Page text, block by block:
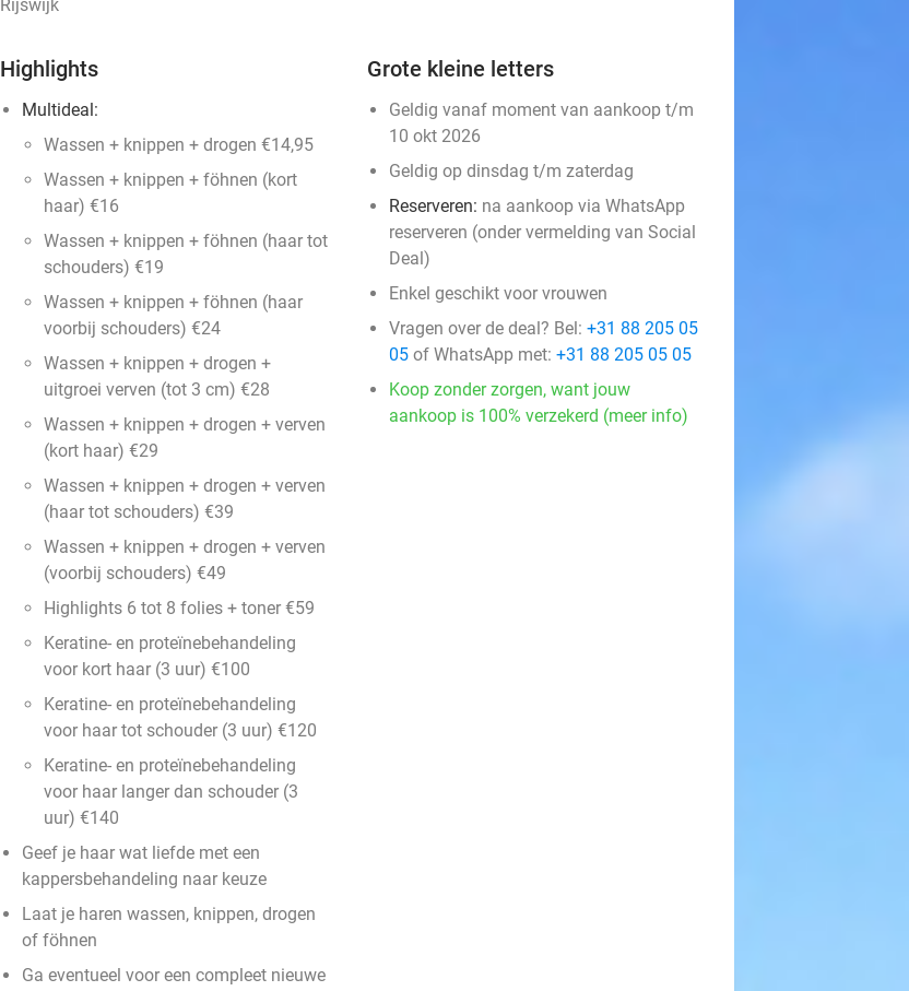
Rijswijk
Highlights
Multideal:
Wassen + knippen + drogen €14,95
Wassen + knippen + föhnen (kort
haar) €16
Wassen + knippen + föhnen (haar tot
schouders) €19
Wassen + knippen + föhnen (haar
voorbij schouders) €24
Wassen + knippen + drogen +
uitgroei verven (tot 3 cm) €28
Wassen + knippen + drogen + verven
(kort haar) €29
Wassen + knippen + drogen + verven
(haar tot schouders) €39
Wassen + knippen + drogen + verven
(voorbij schouders) €49
Highlights 6 tot 8 folies + toner €59
Keratine- en proteïnebehandeling
voor kort haar (3 uur) €100
Keratine- en proteïnebehandeling
voor haar tot schouder (3 uur) €120
Keratine- en proteïnebehandeling
voor haar langer dan schouder (3
uur) €140
Geef je haar wat liefde met een
kappersbehandeling naar keuze
Laat je haren wassen, knippen, drogen
of föhnen
Ga eventueel voor een compleet nieuwe
Grote kleine letters
Geldig vanaf moment van aankoop t/m
10 okt 2026
Geldig op dinsdag t/m zaterdag
Reserveren: na aankoop via WhatsApp
reserveren (onder vermelding van Social
Deal)
Enkel geschikt voor vrouwen
Vragen over de deal? Bel: +31 88 205 05
05 of WhatsApp met: +31 88 205 05 05
Koop zonder zorgen, want jouw
aankoop is 100% verzekerd (meer info)